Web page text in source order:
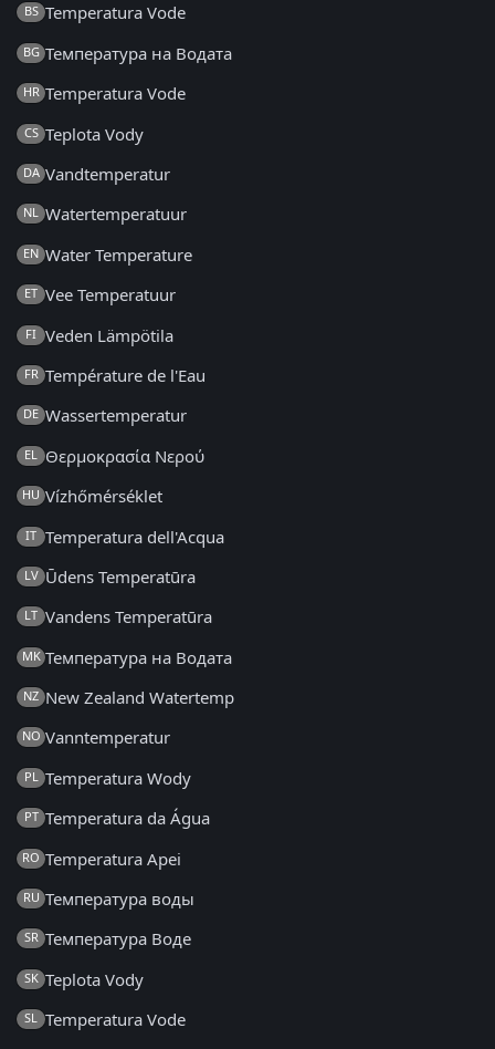
BS Temperatura Vode
BG Температура на Водата
HR Temperatura Vode
CS Teplota Vody
DA Vandtemperatur
NL Watertemperatuur
EN Water Temperature
ET Vee Temperatuur
FI Veden Lämpötila
FR Température de l'Eau
DE Wassertemperatur
EL Θερμοκρασία Νερού
HU Vízhőmérséklet
IT Temperatura dell'Acqua
LV Ūdens Temperatūra
LT Vandens Temperatūra
MK Температура на Водата
NZ New Zealand Watertemp
NO Vanntemperatur
PL Temperatura Wody
PT Temperatura da Água
RO Temperatura Apei
RU Температура воды
SR Температура Воде
SK Teplota Vody
SL Temperatura Vode